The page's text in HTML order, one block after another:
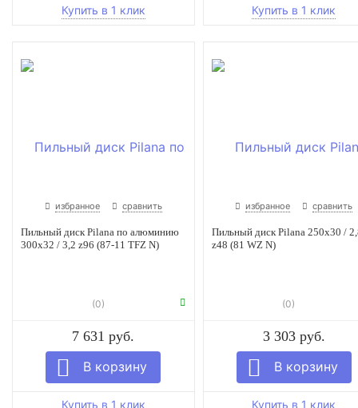
избранное сравнить
Пильный диск Pilana по алюминию
300x32 / 3,2 z96 (87-11 TFZ N)
(0)
7 631 руб.
избранное сравнить
Пильный диск Pilana 250x30 /
z48 (81 WZ N)
(0)
3 303 руб.